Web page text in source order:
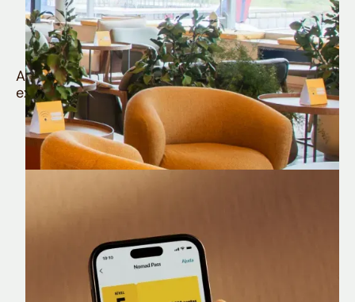
Quem é Nomad tem
muito mais
Aproveite todos os benefícios e vantagens
exclusivas da sua Conta Internacional
Nomad Lounge